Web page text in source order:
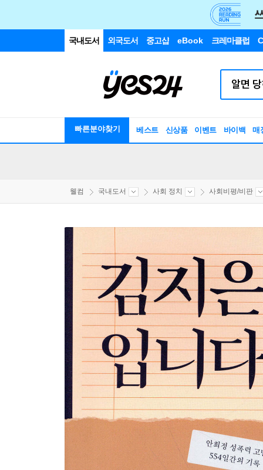
국내도서 외국도서 중고샵 eBook 크레마클럽
빠른분야찾기 베스트 신상품 이벤트 바이백 매
웰컴 국내도서 사회 정치 사회비평/비판